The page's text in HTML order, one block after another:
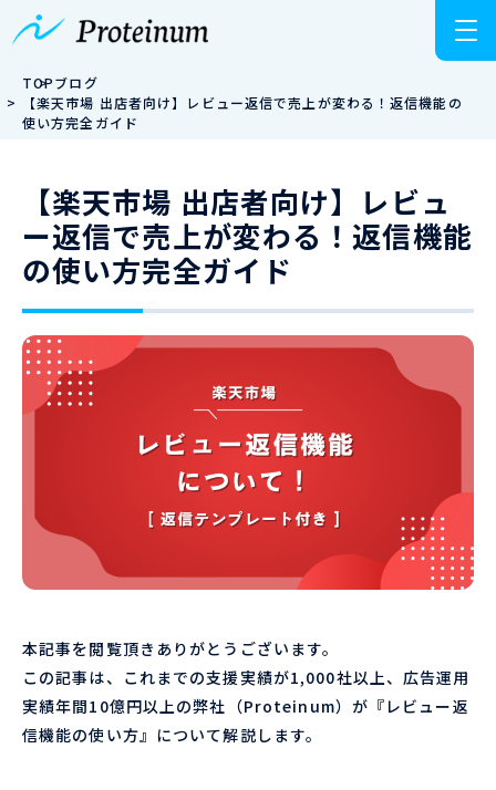
TOPブログ
【楽天市場 出店者向け】レビュー返信で売上が変わる！返信機能の
使い方完全ガイド
【楽天市場 出店者向け】レビュ
ー返信で売上が変わる！返信機能
の使い方完全ガイド
本記事を閲覧頂きありがとうございます。
この記事は、これまでの支援実績が1,000社以上、広告運用
実績年間10億円以上の弊社（Proteinum）が『レビュー返
信機能の使い方』について解説します。